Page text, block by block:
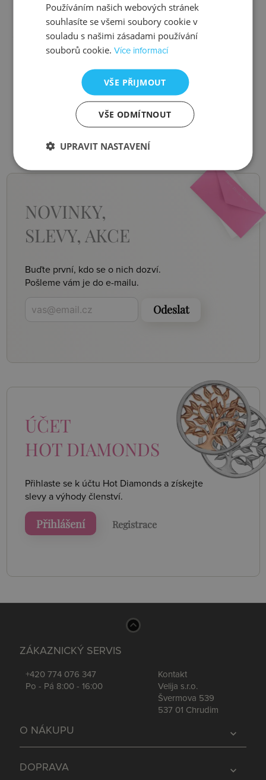
Ztráta
Zjistit více
Balení
Zjistit více
NOVINKY,
SLEVY, AKCE
Buďte první, kdo se o nich dozví.
Pošleme vám je do e-mailu.
Odeslat
ÚČET
HOT DIAMONDS
Přihlaste se k účtu Hot Diamonds a získejte
slevy a výhody členství.
Přihlášení Registrace
ZÁKAZNICKÝ SERVIS
+420 774 076 347
Po - Pá 8:00 - 16:00
Kontakt
Velija s.r.o.
Švermova 539
537 01 Chrudim
expand_more
O NÁKUPU
expand_more
DOPRAVA
Používáním našich webových stránek
souhlasíte se všemi soubory cookie v
souladu s našimi zásadami používání
souborů cookie.Více informací
VŠE PŘIJMOUT
VŠE ODMÍTNOUT
UPRAVIT NASTAVENÍ